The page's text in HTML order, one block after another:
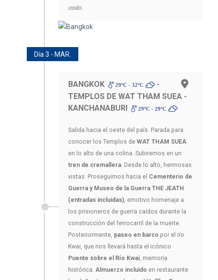
codo.
Día 3 - MAR.
BANGKOK 29ºC - 32ºC
-
TEMPLOS DE WAT THAM SUEA -
KANCHANABURI
29ºC - 29ºC
Salida hacia el oeste del país. Parada para
conocer los Templos de WAT THAM SUEA
en lo alto de una colina. Subiremos en un
tren de cremallera . Desde lo alto, hermosas
vistas. Proseguimos hacia el Cementerio de
Guerra y Museo de la Guerra THE JEATH
(entradas incluidas) , emotivo homenaje a
los prisioneros de guerra caídos durante la
construcción del ferrocarril de la muerte.
Posteriormente, paseo en barco por el río
Kwai, que nos llevará hasta el icónico
Puente sobre el Río Kwai , memoria
histórica. Almuerzo incluido en restaurante